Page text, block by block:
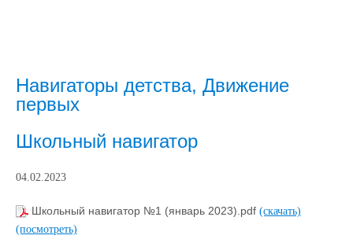
Навигаторы детства, Движение
первых
Школьный навигатор
04.02.2023
Школьный навигатор №1 (январь 2023).pdf (скачать)
(посмотреть)